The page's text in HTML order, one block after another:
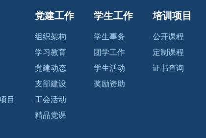
目
党建工作
组织架构
学习教育
党建动态
支部建设
工会活动
精品党课
学生工作
学生事务
团学工作
学生活动
奖励资助
培训项目
公开课程
定制课程
证书查询